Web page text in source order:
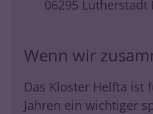
06295 Lutherstadt
Wenn wir
Das Kloster Helfta ist
Jahren ein wichtiger